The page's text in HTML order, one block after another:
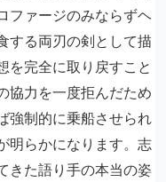
ファージのみならずヘ
する両刃の剣として描
を完全に取り戻すこと
協力を一度拒んだため
強制的に乗船させられ
明らかになります。志
きた語り手の本当の姿